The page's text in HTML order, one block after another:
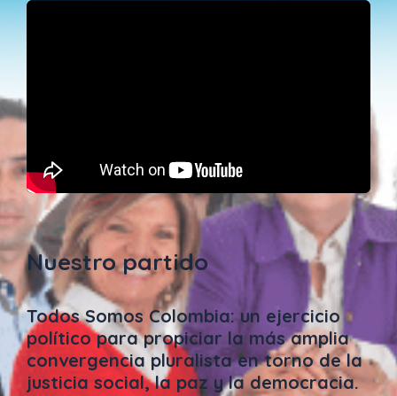
Nuestro partido
Todos Somos Colombia: un ejercicio
político para propiciar la más amplia
convergencia pluralista en torno de la
justicia social, la paz y la democracia.